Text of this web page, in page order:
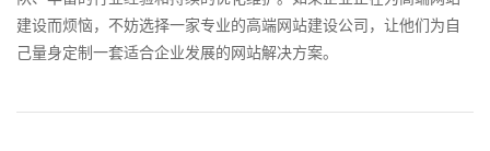
建设而烦恼，不妨选择一家专业的高端网站建设公司，让他们为自
己量身定制一套适合企业发展的网站解决方案。